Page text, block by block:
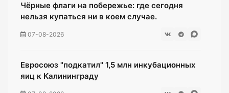
Чёрные флаги на побережье: где сегодня
нельзя купаться ни в коем случае.
07-08-2026
Евросоюз "подкатил" 1,5 млн инкубационных
яиц к Калининграду